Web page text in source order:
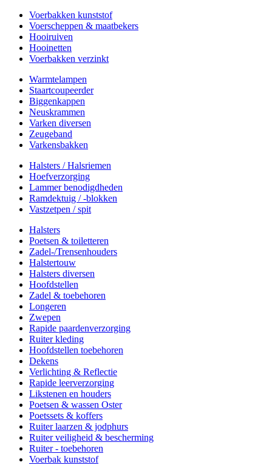
Voerbakken kunststof
Voerscheppen & maatbekers
Hooiruiven
Hooinetten
Voerbakken verzinkt
Warmtelampen
Staartcoupeerder
Biggenkappen
Neuskrammen
Varken diversen
Zeugeband
Varkensbakken
Halsters / Halsriemen
Hoefverzorging
Lammer benodigdheden
Ramdektuig / -blokken
Vastzetpen / spit
Halsters
Poetsen & toiletteren
Zadel-/Trensenhouders
Halstertouw
Halsters diversen
Hoofdstellen
Zadel & toebehoren
Longeren
Zwepen
Rapide paardenverzorging
Ruiter kleding
Hoofdstellen toebehoren
Dekens
Verlichting & Reflectie
Rapide leerverzorging
Likstenen en houders
Poetsen & wassen Oster
Poetssets & koffers
Ruiter laarzen & jodphurs
Ruiter veiligheid & bescherming
Ruiter - toebehoren
Voerbak kunststof